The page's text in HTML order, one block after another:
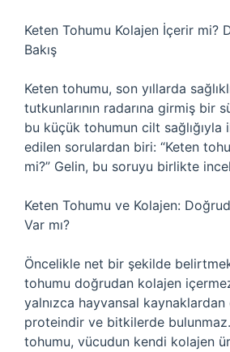
Keten Tohumu Kolajen İçerir mi?
Bakış
Keten tohumu, son yıllarda
tutkunlarının radarına girmiş bir
bu küçük tohumun cilt
edilen sorulardan biri: “Keten
mi?” Gelin, bu soruyu birlikte
Keten Tohumu ve Kolajen:
Var mı?
Öncelikle net bir şekilde
tohumu doğrudan kolajen
yalnızca hayvansal
proteindir ve bitkilerde
tohumu, vücudun kendi kolajen